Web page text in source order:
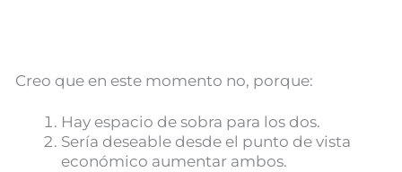
Creo que en este momento no, porque:
Hay espacio de sobra para los dos.
Sería deseable desde el punto de vista
económico aumentar ambos.